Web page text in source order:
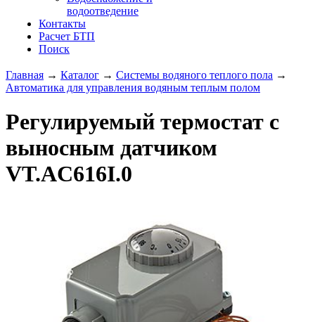
водоотведение
Контакты
Расчет БТП
Поиск
Главная → Каталог → Системы водяного теплого пола →
Автоматика для управления водяным теплым полом
Регулируемый термостат с
выносным датчиком
VT.AC616I.0